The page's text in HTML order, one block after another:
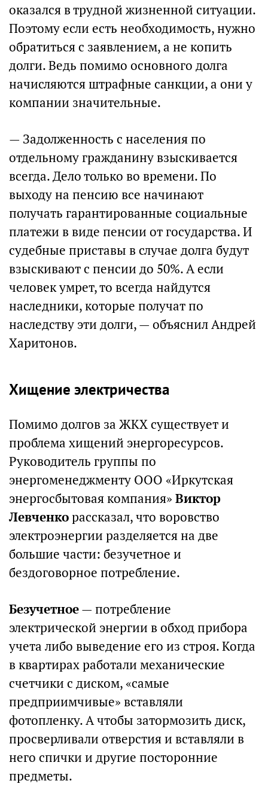
оказался в трудной жизненной ситуации.
Поэтому если есть необходимость, нужно
обратиться с заявлением, а не копить
долги. Ведь помимо основного долга
начисляются штрафные санкции, а они у
компании значительные.
— Задолженность с населения по
отдельному гражданину взыскивается
всегда. Дело только во времени. По
выходу на пенсию все начинают
получать гарантированные социальные
платежи в виде пенсии от государства. И
судебные приставы в случае долга будут
взыскивают с пенсии до 50%. А если
человек умрет, то всегда найдутся
наследники, которые получат по
наследству эти долги, — объяснил Андрей
Харитонов.
Хищение электричества
Помимо долгов за ЖКХ существует и
проблема хищений энергоресурсов.
Руководитель группы по
энергоменеджменту ООО «Иркутская
энергосбытовая компания»Виктор
Левченкорассказал, что воровство
электроэнергии разделяется на две
большие части: безучетное и
бездоговорное потребление.
Безучетное— потребление
электрической энергии в обход прибора
учета либо выведение его из строя. Когда
в квартирах работали механические
счетчики с диском, «самые
предприимчивые» вставляли
фотопленку. А чтобы затормозить диск,
просверливали отверстия и вставляли в
него спички и другие посторонние
предметы.